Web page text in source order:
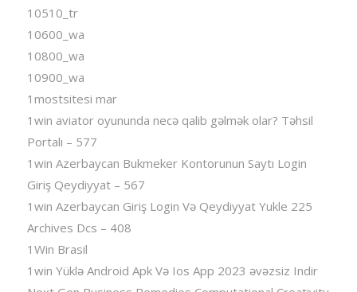
10510_tr
10600_wa
10800_wa
10900_wa
1mostsitesi mar
1win aviator oyununda necə qalib gəlmək olar? Təhsil
Portalı – 577
1win Azerbaycan Bukmeker Kontorunun Saytı Login
Giriş Qeydiyyat – 567
1win Azerbaycan Giriş Login Və Qeydiyyat Yukle 225
Archives Dcs – 408
1Win Brasil
1win Yüklə Android Apk Və Ios App 2023 əvəzsiz Indir